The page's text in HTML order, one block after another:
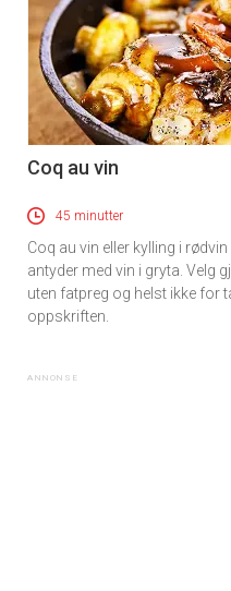
Coq au vin
45 minutter
Coq au vin eller kylling i
antyder med vin i gryta. Velg
uten fatpreg og helst ikke for
oppskriften.